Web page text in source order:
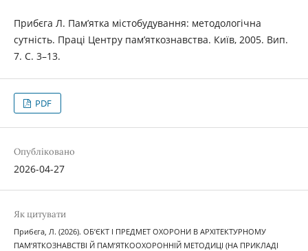
Прибєга Л. Пам’ятка містобудування: методологічна
сутність. Праці Центру пам’яткознавства. Київ, 2005. Вип.
7. С. 3–13.
PDF
Опубліковано
2026-04-27
Як цитувати
Прибєга, Л. (2026). ОБ’ЄКТ І ПРЕДМЕТ ОХОРОНИ В АРХІТЕКТУРНОМУ
ПАМ’ЯТКОЗНАВСТВІ Й ПАМ’ЯТКООХОРОННІЙ МЕТОДИЦІ (НА ПРИКЛАДІ